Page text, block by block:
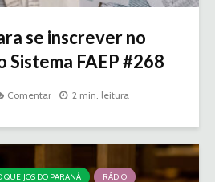
se inscrever no
Sistema FAEP #268
Comentar 2 min. leitura
QUEIJOS DO PARANÁ RÁDIO